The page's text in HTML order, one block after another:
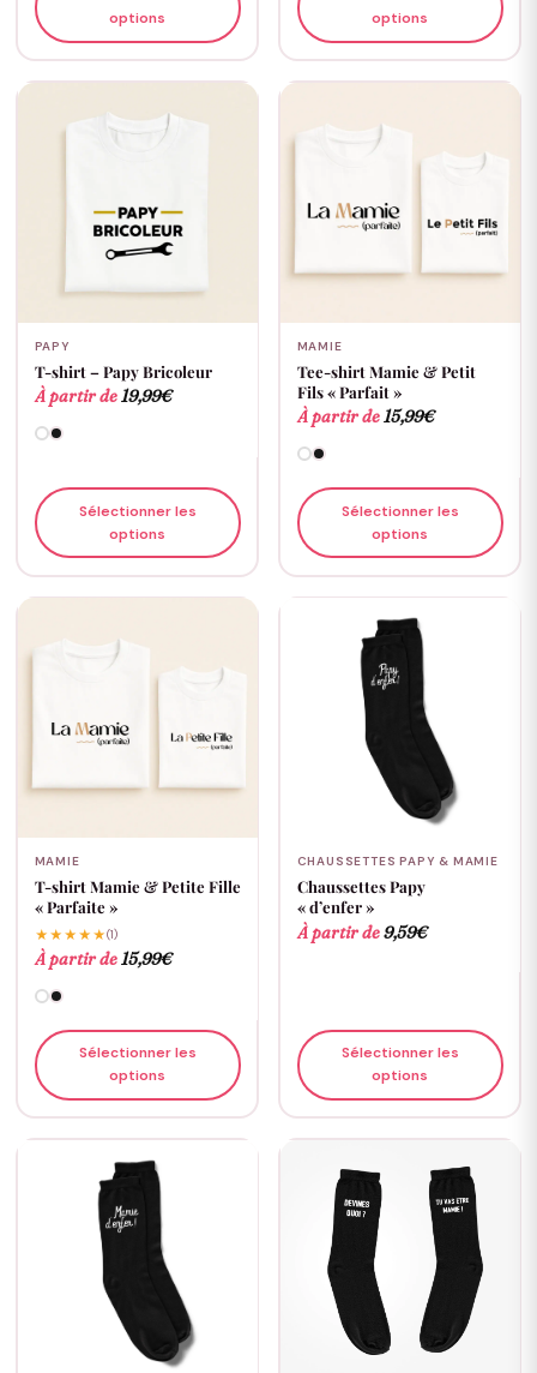
options
options
PAPY
T-shirt – Papy Bricoleur
À partir de19,99€
Sélectionner les
options
MAMIE
Tee-shirt Mamie & Petit
Fils « Parfait »
À partir de15,99€
Sélectionner les
options
MAMIE
T-shirt Mamie & Petite Fille
« Parfaite »
★★★★★(1)
À partir de15,99€
Sélectionner les
options
CHAUSSETTES PAPY & MAMIE
Chaussettes Papy
« d’enfer »
À partir de9,59€
Sélectionner les
options